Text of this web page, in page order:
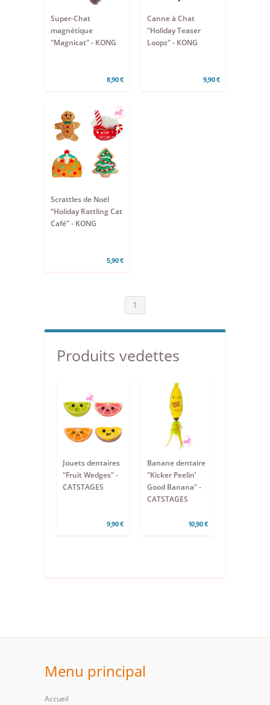
Super-Chat
magnétique
"Magnicat" - KONG
8,90 €
Canne à Chat
"Holiday Teaser
Loopz" - KONG
9,90 €
Scrattles de Noël
“Holiday Rattling Cat
Café” - KONG
5,90 €
1
Produits vedettes
Jouets dentaires
"Fruit Wedges" -
CATSTAGES
9,90 €
Banane dentaire
"Kicker Peelin’
Good Banana" -
CATSTAGES
10,90 €
Menu principal
Accueil